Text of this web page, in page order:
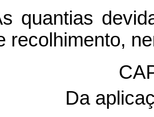
quantias
recolhimento,
Da